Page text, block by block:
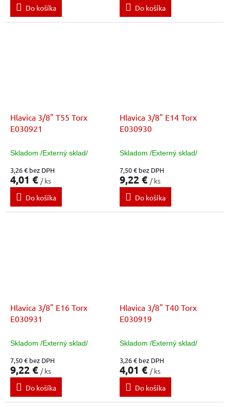
Do košíka Do košíka
Hlavica 3/8" T55 Torx
E030921
Skladom /Externý sklad/
3,26 € bez DPH
4,01 € / ks
Do košíka
Hlavica 3/8" E14 Torx
E030930
Skladom /Externý sklad/
7,50 € bez DPH
9,22 € / ks
Do košíka
Hlavica 3/8" E16 Torx
E030931
Skladom /Externý sklad/
7,50 € bez DPH
9,22 € / ks
Do košíka
Hlavica 3/8" T40 Torx
E030919
Skladom /Externý sklad/
3,26 € bez DPH
4,01 € / ks
Do košíka